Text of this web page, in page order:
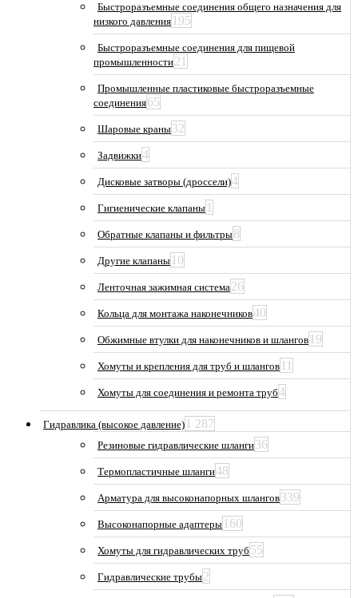
Быстроразъемные соединения общего назначения для
низкого давления 195
Быстроразъемные соединения для пищевой
промышленности21
Промышленные пластиковые быстроразъемные
соединения65
Шаровые краны32
Задвижки4
Дисковые затворы (дроссели)4
Гигиенические клапаны 1
Обратные клапаны и фильтры8
Другие клапаны 10
Ленточная зажимная система26
Кольца для монтажа наконечников40
Обжимные втулки для наконечников и шлангов 19
Хомуты и крепления для труб и шлангов 11
Хомуты для соединения и ремонта труб4
Гидравлика (высокое давление) 1 287
Резиновые гидравлические шланги36
Термопластичные шланги48
Арматура для высоконапорных шлангов339
Высоконапорные адаптеры 160
Хомуты для гидравлических труб 55
Гидравлические трубы2